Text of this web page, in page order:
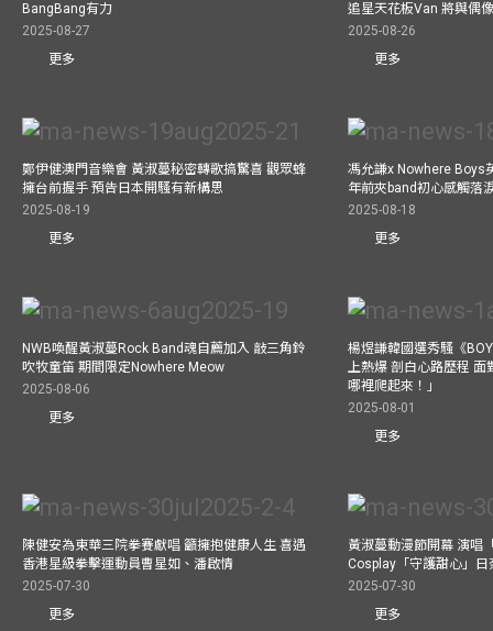
BangBang有力
2025-08-27
更多
追星天花板Van 將與偶
2025-08-26
更多
鄭伊健澳門音樂會 黃淑蔓秘密轉歌搞驚喜 觀眾蜂
擁台前握手 預告日本開騷有新構思
2025-08-19
更多
馮允謙x Nowhere Boys
年前夾band初心感觸落
2025-08-18
更多
NWB喚醒黃淑蔓Rock Band魂自薦加入 敲三角鈴
吹牧童笛 期間限定Nowhere Meow
2025-08-06
更多
楊煜謙韓國選秀騷《
上熱爆 剖白心路歷程
哪裡爬起來！」
2025-08-01
更多
陳健安為東華三院拳賽獻唱 籲擁抱健康人生 喜遇
香港星級拳擊運動員曹星如、潘啟情
2025-07-30
更多
黃淑蔓動漫節開幕 演唱
Cosplay「守護甜心」
2025-07-30
更多